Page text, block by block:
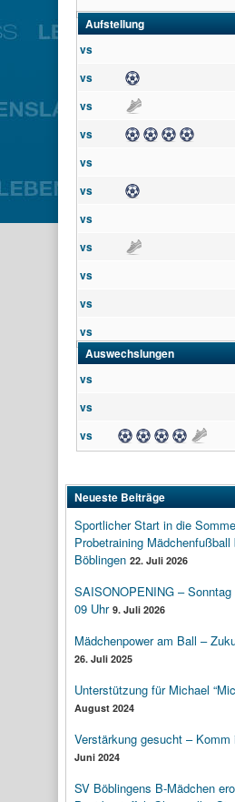
Aufstellung
vs
vs
vs
Assist
vs
TorTor
vs
vs
Tor
vs
vs
vs
vs
vs
Auswechslungen
vs
vs
vs
Tor Assist
Neueste Beiträge
Sportlicher Start in die
Probetraining Mädchenfußball
Böblingen 22. Juli 2026
SAISONOPENING –
09 Uhr 9. Juli 2026
Mädchenpower am Ball –
26. Juli 2025
Unterstützung für Michael
August 2024
Verstärkung gesucht – Komm
Juni 2024
SV Böblingens B-Mädchen